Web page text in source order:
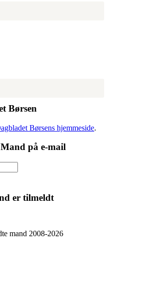
Børsen
Børsens hjemmeside.
på e-mail
er tilmeldt
mand 2008-2026